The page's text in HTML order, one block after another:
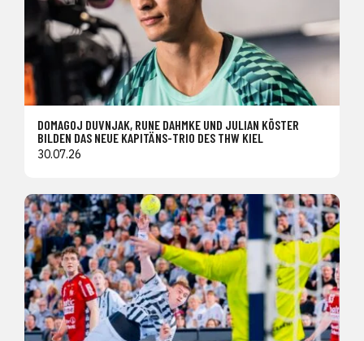
DOMAGOJ DUVNJAK, RUNE DAHMKE UND JULIAN KÖSTER
BILDEN DAS NEUE KAPITÄNS-TRIO DES THW KIEL
30.07.26